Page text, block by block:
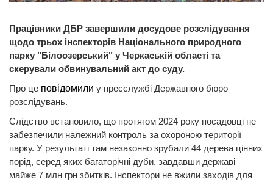
Працівники ДБР завершили досудове розслідування
щодо трьох інспекторів Національного природного
парку "Білоозерський" у Черкаській області та
скерували обвинувальний акт до суду.
Про це повідомили у пресслужбі Державного бюро
розслідувань.
Слідство встановило, що протягом 2024 року посадовці не
забезпечили належний контроль за охороною території
парку. У результаті там незаконно зрубали 44 дерева цінних
порід, серед яких багаторічні дуби, завдавши державі
майже 7 млн грн збитків. Інспектори не вжили заходів для